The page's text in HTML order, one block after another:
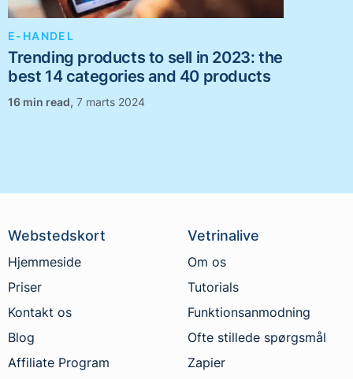
E-HANDEL
Trending products to sell in 2023: the
best 14 categories and 40 products
, 7 marts 2024
Webstedskort
Hjemmeside
Priser
Kontakt os
Blog
Affiliate Program
Vetrinalive
Om os
Tutorials
Funktionsanmodning
Ofte stillede spørgsmål
Zapier